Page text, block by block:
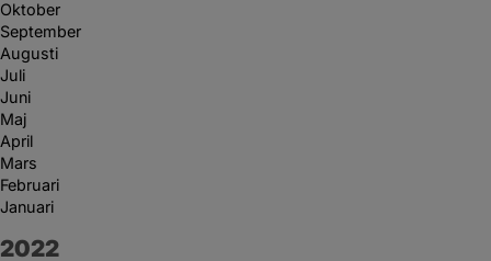
Oktober
September
Augusti
Juli
Juni
Maj
April
Mars
Februari
Januari
År:
2022